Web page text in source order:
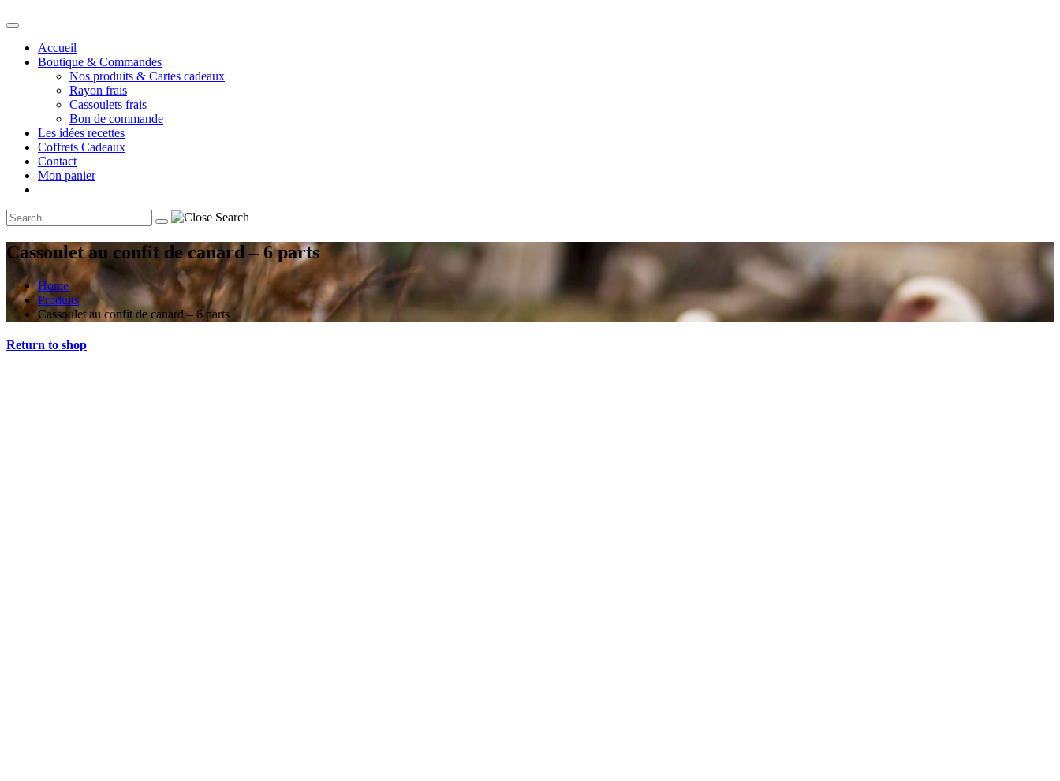
Accueil
Boutique & Commandes
Nos produits & Cartes cadeaux
Rayon frais
Cassoulets frais
Bon de commande
Les idées recettes
Coffrets Cadeaux
Contact
Mon panier
Cassoulet au confit de canard – 6 parts
Home
Produits
Cassoulet au confit de canard – 6 parts
Return to shop